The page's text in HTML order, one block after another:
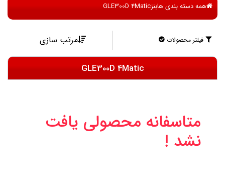
همه دسته بندی هابنزGLE300D 4Matic
فیلتر محصولات مرتب سازی
GLE300D 4Matic
متاسفانه محصولی یافت
نشد !